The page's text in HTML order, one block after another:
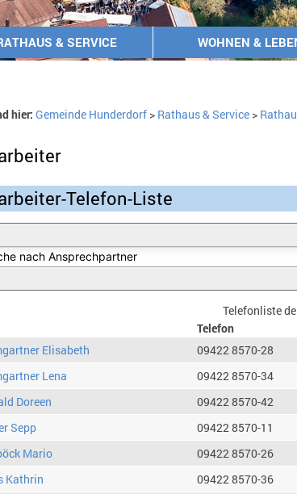
& SERVICE WOHNEN &
hier: Gemeinde Hunderdorf> Rathaus & Service>
Telefon-Liste
Telefonliste
Telefon
Elisabeth
09422 8570-28
Lena
09422 8570-34
Doreen
09422 8570-42
Sepp
09422 8570-11
Mario
09422 8570-26
Kathrin
09422 8570-36